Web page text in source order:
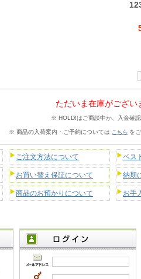
ただいま在庫がござい
※ HOLD!はご商談中か、入金確
※ 商品の入荷案内・ご予約については こちら を
ご注文方法について ベス
お買い替え保証について 納期
商品のお預かりについて お手